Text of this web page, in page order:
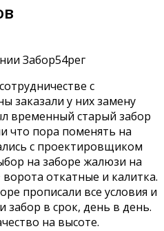
с
заказали у них замену
временный старый забор
что пора поменять на
с проектировщиком
на заборе жалюзи на
откатные и калитка.
прописали все условия и
забор в срок, день в день.
на высоте.